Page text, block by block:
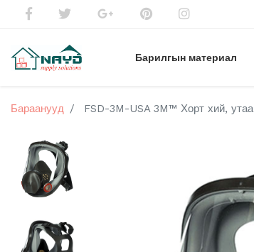
Барилгын материал
Бараанууд FSD-3M-USA 3M™ Хорт хий,